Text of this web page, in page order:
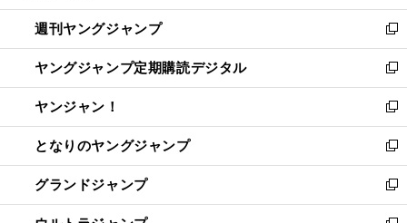
開
く
ウ
で
開
く
ン
ド
ウ
で
開
く
ウ
ィ
ン
ド
ウ
で
開
く
週刊ヤングジャンプ
新
し
い
ウ
ィ
ン
ド
ウ
で
開
ヤングジャンプ定期購読デジタル
新
し
い
ウ
ィ
ン
ド
ウ
ヤンジャン！
新
し
い
ウ
ィ
ン
となりのヤングジャンプ
新
し
い
ウ
グランドジャンプ
新
し